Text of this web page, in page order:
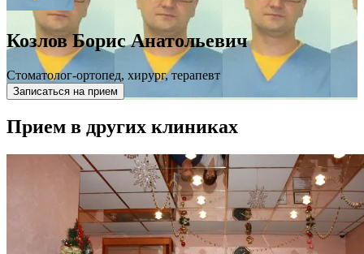
Козлов Борис Анатольевич
Стоматолог-ортопед, хирург, терапевт
Записаться на прием
Прием в других клиниках